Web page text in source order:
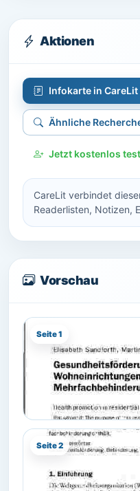
Aktionen
Infokarte in
Ähnliche
Jetzt kostenlos
CareLit verbindet
Readerlisten, Notizen,
Vorschau
Seite 1
Seite 2